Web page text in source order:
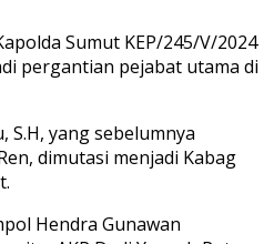
Sumut KEP/245/V/2024
pergantian pejabat utama di
S.H, yang sebelumnya
dimutasi menjadi Kabag
Hendra Gunawan